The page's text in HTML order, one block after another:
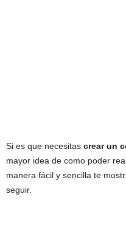
Si es que necesitas crear un
mayor idea de como poder
manera fácil y sencilla te
seguir.